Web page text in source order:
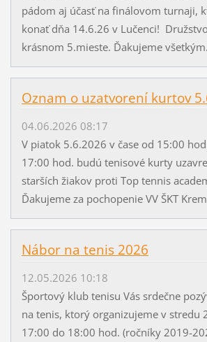
pádom aj účasť na finálovom turnaji,
konať dňa 14.6.26 v Lučenci!
krásnom 5.mieste. Ďakujeme
Oznam o uzatvorení kurtov
04.06.2026 08:17
V piatok 5.6.2026 v čase od 15:00
17:00 hod. budú tenisové kurty
starších žiakov proti Top tennis
Ďakujeme za pochopenie VV ŠKT
Nábor na tenis 2026
12.05.2026 10:18
Športový klub tenisu Vás srdečne
na tenis, ktorý organizujeme v stredu
17:00 do 18:00 hod. (ročníky 2019-